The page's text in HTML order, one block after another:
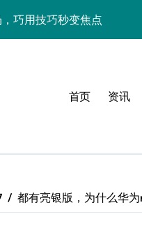
巧用技巧秒变焦点
机皇美颜秘籍大公开
尚旗舰新体验！
美化一键搞定
个性定制炫酷玩法
绎三星美学新巅峰
首页 资讯
都有亮银版，为什么华为